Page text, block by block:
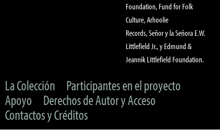
Foundation, Fund for Folk
Culture, Arhoolie
Records, Señor y la Señora E.W.
Littlefield Jr., y Edmund &
Jeannik Littlefield Foundation.
La Colección
Participantes en el proyecto
Apoyo
Derechos de Autor y Acceso
Contactos y Créditos